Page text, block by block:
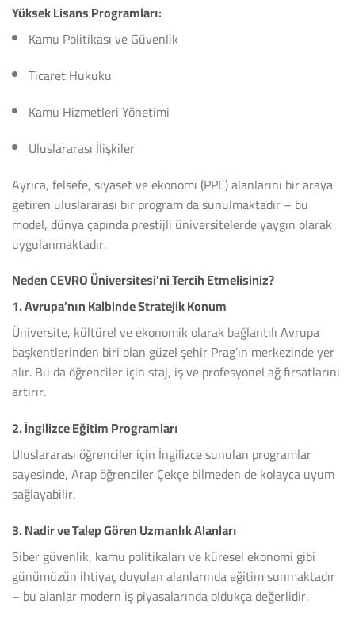
Yüksek Lisans Programları:
Kamu Politikası ve Güvenlik
Ticaret Hukuku
Kamu Hizmetleri Yönetimi
Uluslararası İlişkiler
Ayrıca, felsefe, siyaset ve ekonomi (PPE) alanlarını bir araya
getiren uluslararası bir program da sunulmaktadır – bu
model, dünya çapında prestijli üniversitelerde yaygın olarak
uygulanmaktadır.
Neden CEVRO Üniversitesi’ni Tercih Etmelisiniz?
1.Avrupa’nın Kalbinde Stratejik Konum
Üniversite, kültürel ve ekonomik olarak bağlantılı Avrupa
başkentlerinden biri olan güzel şehir Prag’ın merkezinde yer
alır. Bu da öğrenciler için staj, iş ve profesyonel ağ fırsatlarını
artırır.
2.İngilizce Eğitim Programları
Uluslararası öğrenciler için İngilizce sunulan programlar
sayesinde, Arap öğrenciler Çekçe bilmeden de kolayca uyum
sağlayabilir.
3.Nadir ve Talep Gören Uzmanlık Alanları
Siber güvenlik, kamu politikaları ve küresel ekonomi gibi
günümüzün ihtiyaç duyulan alanlarında eğitim sunmaktadır
– bu alanlar modern iş piyasalarında oldukça değerlidir.